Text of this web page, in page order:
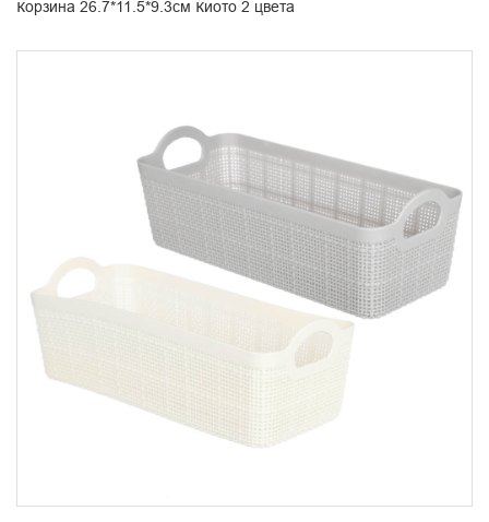
Корзина 26.7*11.5*9.3см Киото 2 цвета